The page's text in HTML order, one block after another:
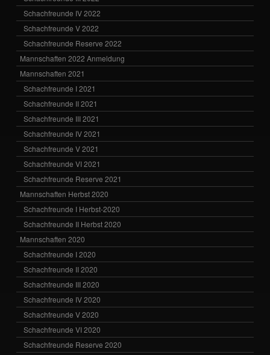
Schachfreunde IV 2022
Schachfreunde V 2022
Schachfreunde Reserve 2022
Mannschaften 2022 Anmeldung
Mannschaften 2021
Schachfreunde I 2021
Schachfreunde II 2021
Schachfreunde III 2021
Schachfreunde IV 2021
Schachfreunde V 2021
Schachfreunde VI 2021
Schachfreunde Reserve 2021
Mannschaften Herbst 2020
Schachfreunde I Herbst-2020
Schachfreunde II Herbst 2020
Mannschaften 2020
Schachfreunde I 2020
Schachfreunde II 2020
Schachfreunde III 2020
Schachfreunde IV 2020
Schachfreunde V 2020
Schachfreunde VI 2020
Schachfreunde Reserve 2020